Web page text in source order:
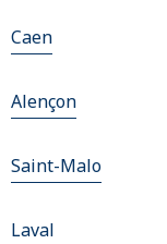
Caen
Alençon
Saint-Malo
Laval